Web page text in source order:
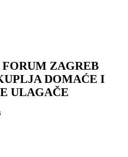
ZAGREB
DOMAĆE I
ULAGAČE